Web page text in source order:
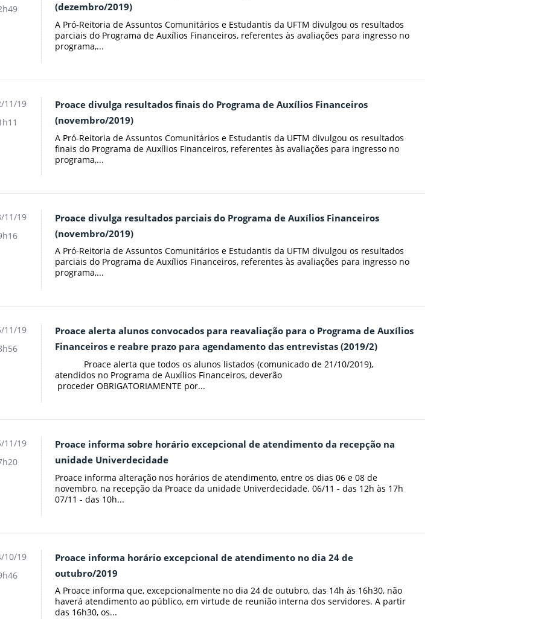
(dezembro/2019)
A Pró-Reitoria de Assuntos Comunitários e Estudantis da UFTM divulgou os resultados
parciais do Programa de Auxílios Financeiros, referentes às avaliações para ingresso no
programa,...
Proace divulga resultados finais do Programa de Auxílios Financeiros
(novembro/2019)
A Pró-Reitoria de Assuntos Comunitários e Estudantis da UFTM divulgou os resultados
finais do Programa de Auxílios Financeiros, referentes às avaliações para ingresso no
programa,...
11/19
Proace divulga resultados parciais do Programa de Auxílios Financeiros
(novembro/2019)
A Pró-Reitoria de Assuntos Comunitários e Estudantis da UFTM divulgou os resultados
parciais do Programa de Auxílios Financeiros, referentes às avaliações para ingresso no
programa,...
11/19
Proace alerta alunos convocados para reavaliação para o Programa de Auxílios
Financeiros e reabre prazo para agendamento das entrevistas (2019/2)
Proace alerta que todos os alunos listados (comunicado de 21/10/2019),
atendidos no Programa de Auxílios Financeiros, deverão
proceder OBRIGATORIAMENTE por...
11/19
Proace informa sobre horário excepcional de atendimento da recepção na
unidade Univerdecidade
Proace informa alteração nos horários de atendimento, entre os dias 06 e 08 de
novembro, na recepção da Proace da unidade Univerdecidade. 06/11 - das 12h às 17h
07/11 - das 10h...
11/19
Proace informa horário excepcional de atendimento no dia 24 de
outubro/2019
A Proace informa que, excepcionalmente no dia 24 de outubro, das 14h às 16h30, não
haverá atendimento ao público, em virtude de reunião interna dos servidores. A partir
das 16h30, os...
10/19